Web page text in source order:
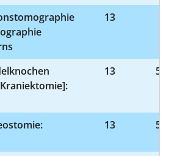
13
13 5-
13 5-